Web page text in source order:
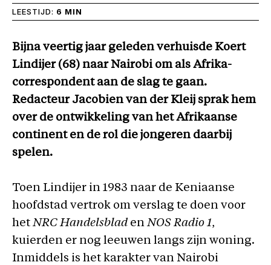
LEESTIJD: 6 MIN
Bijna veertig jaar geleden verhuisde Koert
Lindijer (68) naar Nairobi om als Afrika-
correspondent aan de slag te gaan.
Redacteur Jacobien van der Kleij sprak hem
over de ontwikkeling van het Afrikaanse
continent en de rol die jongeren daarbij
spelen.
Toen Lindijer in 1983 naar de Keniaanse
hoofdstad vertrok om verslag te doen voor
hetNRC Handelsblad enNOS Radio 1,
kuierden er nog leeuwen langs zijn woning.
Inmiddels is het karakter van Nairobi